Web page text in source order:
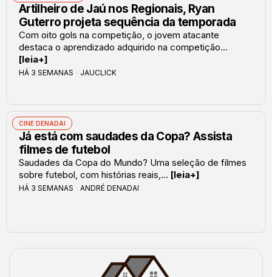
Artilheiro de Jaú nos Regionais, Ryan
Guterro projeta sequência da temporada
Com oito gols na competição, o jovem atacante
destaca o aprendizado adquirido na competição...
[leia+]
HÁ 3 SEMANAS JAUCLICK
CINE DENADAI
Já está com saudades da Copa? Assista
filmes de futebol
Saudades da Copa do Mundo? Uma seleção de filmes
sobre futebol, com histórias reais,... [leia+]
HÁ 3 SEMANAS ANDRÉ DENADAI